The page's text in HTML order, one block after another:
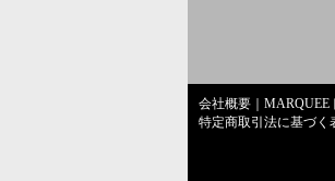
会社概要
MARQUEE
特定商取引法に基づく